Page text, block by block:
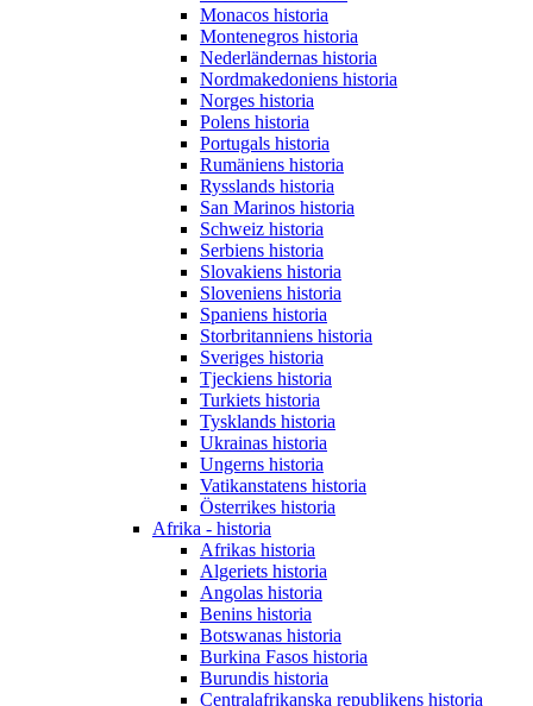
Monacos historia
Montenegros historia
Nederländernas historia
Nordmakedoniens historia
Norges historia
Polens historia
Portugals historia
Rumäniens historia
Rysslands historia
San Marinos historia
Schweiz historia
Serbiens historia
Slovakiens historia
Sloveniens historia
Spaniens historia
Storbritanniens historia
Sveriges historia
Tjeckiens historia
Turkiets historia
Tysklands historia
Ukrainas historia
Ungerns historia
Vatikanstatens historia
Österrikes historia
Afrika - historia
Afrikas historia
Algeriets historia
Angolas historia
Benins historia
Botswanas historia
Burkina Fasos historia
Burundis historia
Centralafrikanska republikens historia